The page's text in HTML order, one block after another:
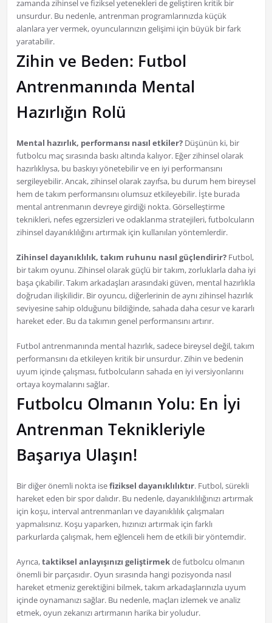
zamanda zihinsel ve fiziksel yetenekleri de geliştiren kritik bir
unsurdur. Bu nedenle, antrenman programlarınızda küçük
alanlara yer vermek, oyuncularınızın gelişimi için büyük bir fark
yaratabilir.
Zihin ve Beden: Futbol
Antrenmanında Mental
Hazırlığın Rolü
Mental hazırlık, performansı nasıl etkiler?Düşünün ki, bir
futbolcu maç sırasında baskı altında kalıyor. Eğer zihinsel olarak
hazırlıklıysa, bu baskıyı yönetebilir ve en iyi performansını
sergileyebilir. Ancak, zihinsel olarak zayıfsa, bu durum hem bireysel
hem de takım performansını olumsuz etkileyebilir. İşte burada
mental antrenmanın devreye girdiği nokta. Görselleştirme
teknikleri, nefes egzersizleri ve odaklanma stratejileri, futbolcuların
zihinsel dayanıklılığını artırmak için kullanılan yöntemlerdir.
Zihinsel dayanıklılık, takım ruhunu nasıl güçlendirir?Futbol,
bir takım oyunu. Zihinsel olarak güçlü bir takım, zorluklarla daha iyi
başa çıkabilir. Takım arkadaşları arasındaki güven, mental hazırlıkla
doğrudan ilişkilidir. Bir oyuncu, diğerlerinin de aynı zihinsel hazırlık
seviyesine sahip olduğunu bildiğinde, sahada daha cesur ve kararlı
hareket eder. Bu da takımın genel performansını artırır.
Futbol antrenmanında mental hazırlık, sadece bireysel değil, takım
performansını da etkileyen kritik bir unsurdur. Zihin ve bedenin
uyum içinde çalışması, futbolcuların sahada en iyi versiyonlarını
ortaya koymalarını sağlar.
Futbolcu Olmanın Yolu: En İyi
Antrenman Teknikleriyle
Başarıya Ulaşın!
Bir diğer önemli nokta isefiziksel dayanıklılıktır. Futbol, sürekli
hareket eden bir spor dalıdır. Bu nedenle, dayanıklılığınızı artırmak
için koşu, interval antrenmanları ve dayanıklılık çalışmaları
yapmalısınız. Koşu yaparken, hızınızı artırmak için farklı
parkurlarda çalışmak, hem eğlenceli hem de etkili bir yöntemdir.
Ayrıca,taktiksel anlayışınızı geliştirmekde futbolcu olmanın
önemli bir parçasıdır. Oyun sırasında hangi pozisyonda nasıl
hareket etmeniz gerektiğini bilmek, takım arkadaşlarınızla uyum
içinde oynamanızı sağlar. Bu nedenle, maçları izlemek ve analiz
etmek, oyun zekanızı artırmanın harika bir yoludur.